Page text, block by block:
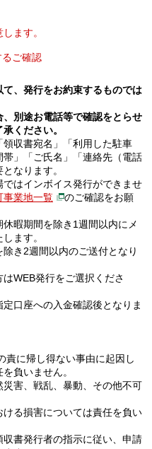
ます。
ご確認
、発行をお約束するものでは
別途お電話等で確認をとらせ
ください。
領収書宛名」「利用した駐車
」「ご氏名」「連絡先（電話
なります。
ではインボイス発行ができませ
事業地一覧
のご確認をお願
休暇期間を除き1週間以内にメ
ます。
き2週間以内のご送付となり
WEB発行をご選択くださ
口座への入金確認後となりま
責に帰し得ない事由に起因し
負いません。
害、戦乱、暴動、その他不可
る損害については責任を負い
収書発行者の指示に従い、申請